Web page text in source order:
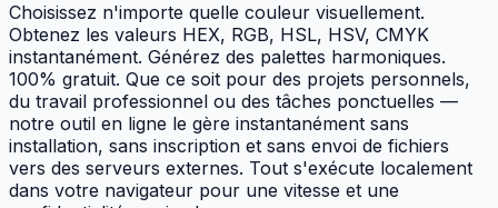
Choisissez n'importe quelle couleur visuellement.
Obtenez les valeurs HEX, RGB, HSL, HSV, CMYK
instantanément. Générez des palettes harmoniques.
100% gratuit. Que ce soit pour des projets personnels,
du travail professionnel ou des tâches ponctuelles —
notre outil en ligne le gère instantanément sans
installation, sans inscription et sans envoi de fichiers
vers des serveurs externes. Tout s'exécute localement
dans votre navigateur pour une vitesse et une